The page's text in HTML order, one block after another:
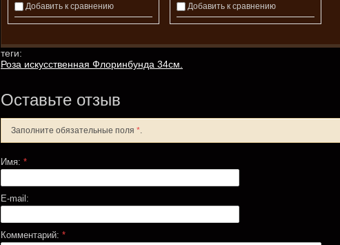
Добавить к сравнению Добавить к сравнению
теги:
Роза искусственная Флоринбунда 34см.
Оставьте отзыв
Заполните обязательные поля *.
Имя: *
E-mail:
Комментарий: *